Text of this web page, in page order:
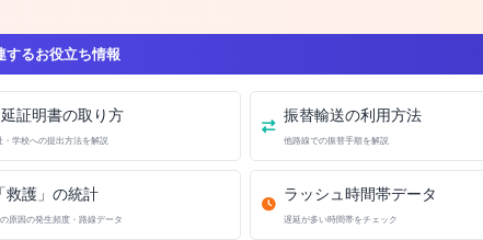
するお役立ち情報
証明書の取り方
・学校への提出方法を解説
振替輸送の利用方法
他路線での振替手順を解説
救護」の統計
原因の発生頻度・路線データ
ラッシュ時間帯データ
遅延が多い時間帯をチェック